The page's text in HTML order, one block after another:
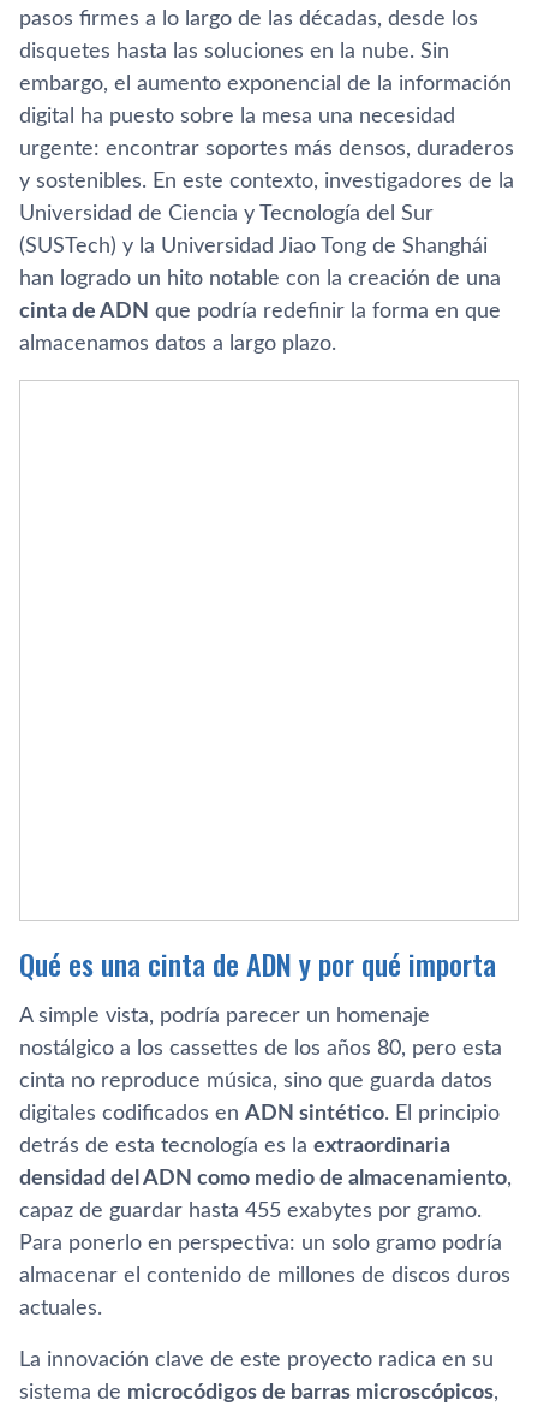
pasos firmes a lo largo de las décadas, desde los
disquetes hasta las soluciones en la nube. Sin
embargo, el aumento exponencial de la información
digital ha puesto sobre la mesa una necesidad
urgente: encontrar soportes más densos, duraderos
y sostenibles. En este contexto, investigadores de la
Universidad de Ciencia y Tecnología del Sur
(SUSTech) y la Universidad Jiao Tong de Shanghái
han logrado un hito notable con la creación de una
cinta de ADN que podría redefinir la forma en que
almacenamos datos a largo plazo.
Qué es una cinta de ADN y por qué importa
A simple vista, podría parecer un homenaje
nostálgico a los cassettes de los años 80, pero esta
cinta no reproduce música, sino que guarda datos
digitales codificados en ADN sintético. El principio
detrás de esta tecnología es la extraordinaria
densidad del ADN como medio de almacenamiento,
capaz de guardar hasta 455 exabytes por gramo.
Para ponerlo en perspectiva: un solo gramo podría
almacenar el contenido de millones de discos duros
actuales.
La innovación clave de este proyecto radica en su
sistema de microcódigos de barras microscópicos,